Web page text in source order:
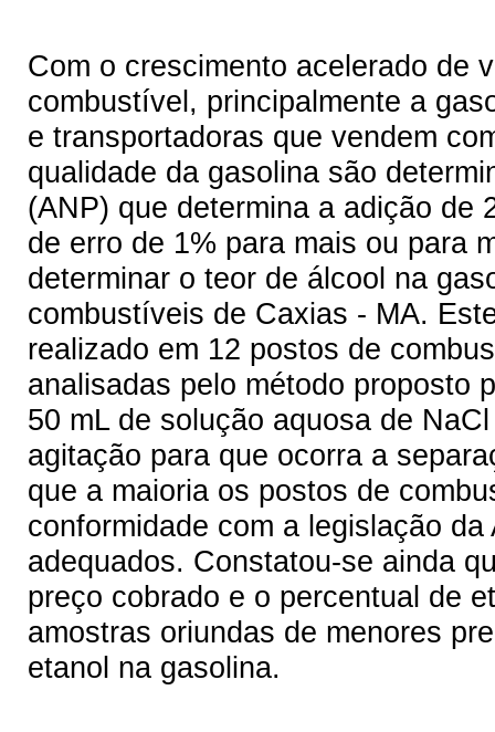
Com o crescimento acelerado de
combustível, principalmente a
e transportadoras que vendem
qualidade da gasolina são
(ANP) que determina a adição de
de erro de 1% para mais ou para
determinar o teor de álcool na
combustíveis de Caxias - MA.
realizado em 12 postos de
analisadas pelo método proposto
50 mL de solução aquosa de
agitação para que ocorra a
que a maioria os postos de
conformidade com a legislação
adequados. Constatou-se ainda
preço cobrado e o percentual de
amostras oriundas de menores
etanol na gasolina.